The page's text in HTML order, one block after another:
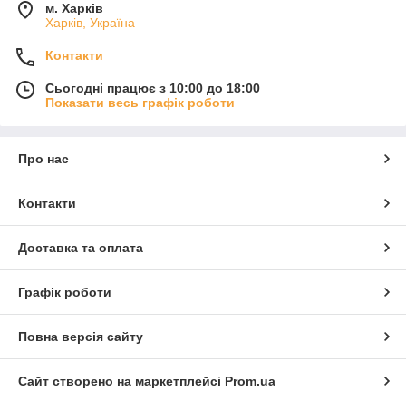
м. Харків
Харків, Україна
Контакти
Сьогодні працює з 10:00 до 18:00
Показати весь графік роботи
Про нас
Контакти
Доставка та оплата
Графік роботи
Повна версія сайту
Сайт створено на маркетплейсі Prom.ua